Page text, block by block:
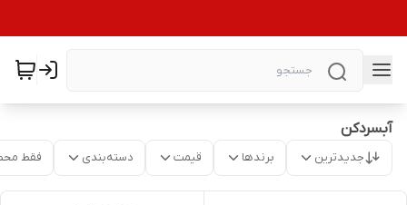
آبسردکن
جدیدترین برندها قیمت دسته‌بندی فقط